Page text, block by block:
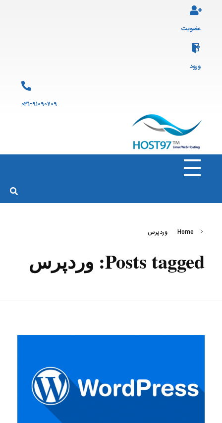
عضویت
ورود
۰۳۱-۹۱۰۹۰۷۰۹
هاست ۹۷ارائه سرویس هاست لینوکس و ثبت دامنه
Home وردپرس
Posts tagged: وردپرس